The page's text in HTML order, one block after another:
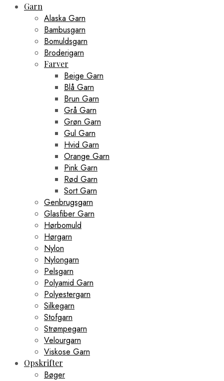
Garn
Alaska Garn
Bambusgarn
Bomuldsgarn
Broderigarn
Farver
Beige Garn
Blå Garn
Brun Garn
Grå Garn
Grøn Garn
Gul Garn
Hvid Garn
Orange Garn
Pink Garn
Rød Garn
Sort Garn
Genbrugsgarn
Glasfiber Garn
Hørbomuld
Hørgarn
Nylon
Nylongarn
Pelsgarn
Polyamid Garn
Polyestergarn
Silkegarn
Stofgarn
Strømpegarn
Velourgarn
Viskose Garn
Opskrifter
Bøger